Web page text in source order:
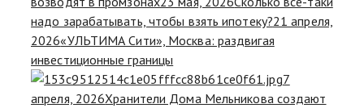
надо зарабатывать, чтобы взять ипотеку?21 апреля,
2026«УЛЬТИМА Сити», Москва: раздвигая
инвестиционные границы
7
апреля, 2026Хранители Дома Мельникова создают